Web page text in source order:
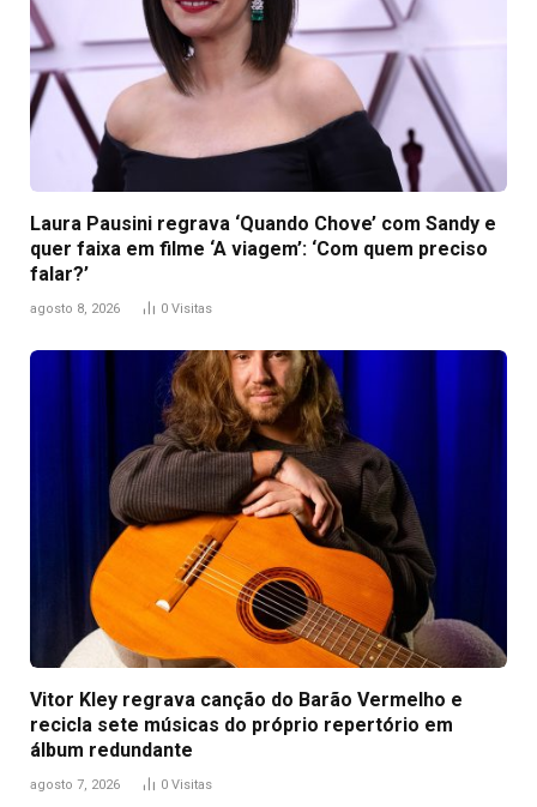
Laura Pausini regrava ‘Quando Chove’ com Sandy e
quer faixa em filme ‘A viagem’: ‘Com quem preciso
falar?’
agosto 8, 2026 0 Visitas
Vitor Kley regrava canção do Barão Vermelho e
recicla sete músicas do próprio repertório em
álbum redundante
agosto 7, 2026 0 Visitas